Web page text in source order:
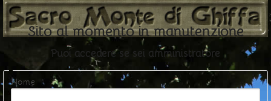
Sito al momento in manutenzione
Puoi accedere se sei amministratore
Nome